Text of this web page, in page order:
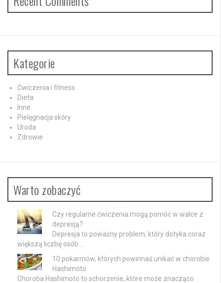
Kategorie
Ćwiczenia i fitness
Dieta
Inne
Pielęgnacja skóry
Uroda
Zdrowie
Warto zobaczyć
Czy regularne ćwiczenia mogą pomóc w walce z
depresją?
Depresja to poważny problem, który dotyka coraz
większą liczbę osób …
10 pokarmów, których powinnaś unikać w chorobie
Hashimoto
Choroba Hashimoto to schorzenie, które może znacząco